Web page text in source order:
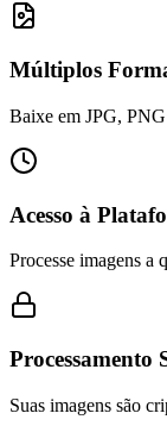
Múltiplos
Baixe em JPG,
Acesso à
Processe imagens a
Processamento
Suas imagens são